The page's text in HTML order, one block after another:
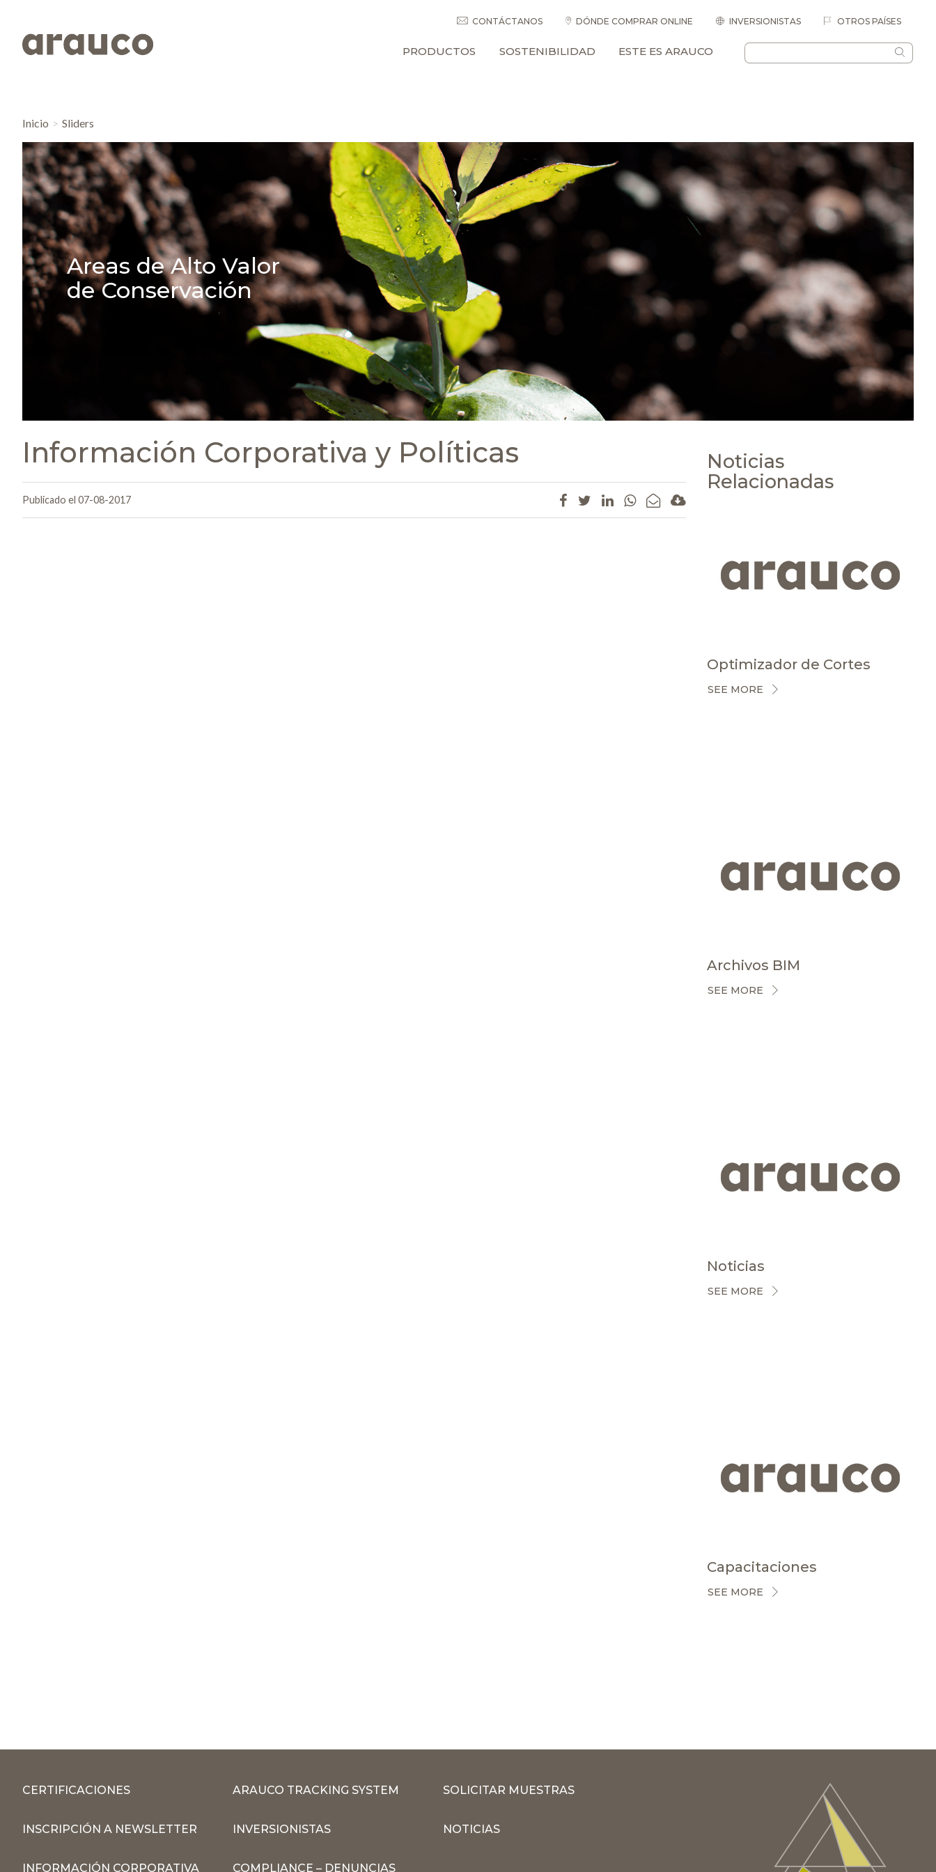
CONTÁCTANOS DÓNDE COMPRAR ONLINE INVERSIONISTAS OTROS PAÍSES
PRODUCTOS SOSTENIBILIDAD ESTE ES ARAUCO
Inicio Sliders
Areas de Alto Valor
de Conservación
Información Corporativa y Políticas
Publicado el 07-08-2017
Noticias
Relacionadas
Optimizador de Cortes
SEE MORE
Archivos BIM
SEE MORE
Noticias
SEE MORE
Capacitaciones
SEE MORE
CERTIFICACIONES ARAUCO TRACKING SYSTEM SOLICITAR MUESTRAS
INSCRIPCIÓN A NEWSLETTER INVERSIONISTAS NOTICIAS
INFORMACIÓN CORPORATIVA COMPLIANCE – DENUNCIAS